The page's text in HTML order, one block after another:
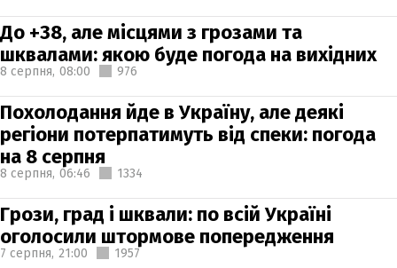
До +38, але місцями з грозами та
шквалами: якою буде погода на вихідних
8 серпня, 08:00 976
Похолодання йде в Україну, але деякі
регіони потерпатимуть від спеки: погода
на 8 серпня
8 серпня, 06:46 1334
Грози, град і шквали: по всій Україні
оголосили штормове попередження
7 серпня, 21:00 1957